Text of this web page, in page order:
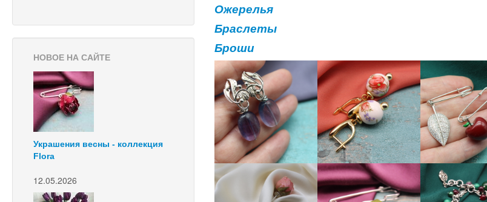
НОВОЕ НА САЙТЕ
Украшения весны - коллекция
Flora
12.05.2026
Ожерелья
Браслеты
Броши